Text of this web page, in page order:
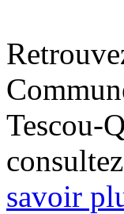
Tescou-
savoir